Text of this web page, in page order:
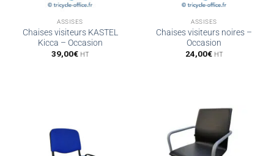
ASSISES
Chaises visiteurs KASTEL
Kicca – Occasion
39,00€ HT
ASSISES
Chaises visiteurs noires –
Occasion
24,00€ HT